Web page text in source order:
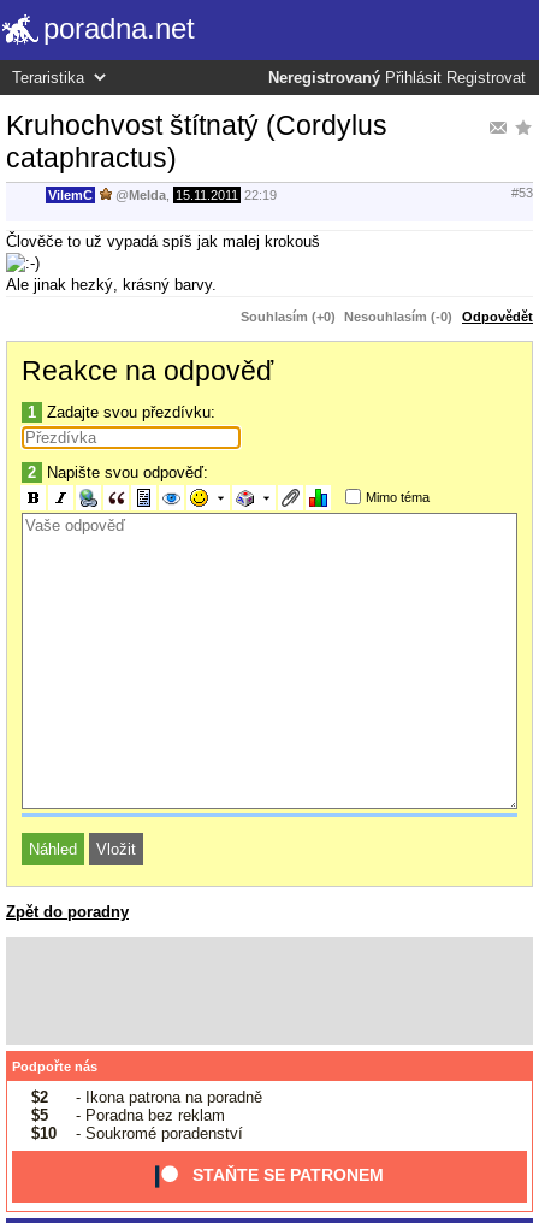
poradna.net
Neregistrovaný Přihlásit Registrovat
Kruhochvost štítnatý (Cordylus
cataphractus)
VilemC @Melda 15.11.2011 22:19 #53
Člověče to už vypadá spíš jak malej krokouš
Ale jinak hezký, krásný barvy.
Souhlasím (+0) Nesouhlasím (-0) Odpovědět
Reakce na odpověď
1 Zadajte svou přezdívku:
2 Napište svou odpověď:
Mimo téma
Zpět do poradny
Podpořte nás
$2
- Ikona patrona na poradně
$5
- Poradna bez reklam
$10
- Soukromé poradenství
STAŇTE SE PATRONEM